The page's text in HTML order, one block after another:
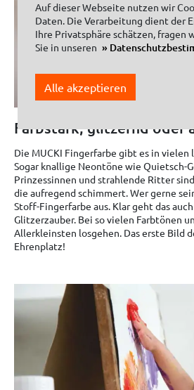
Farbstark, glitzernd oder
Die MUCKI Fingerfarbe gibt es in
Sogar knallige Neontöne wie Quietsch-
Prinzessinnen und strahlende Ritter
die aufregend schimmert. Wer gerne
Stoff-Fingerfarbe aus. Klar geht das
Glitzerzauber. Bei so vielen Farbtönen
Allerkleinsten losgehen. Das erste Bild
Ehrenplatz!
Auf dieser Webseite nutzen wir
Daten. Die Verarbeitung dient der
Ihre Privatsphäre schätzen, fragen
Sie in unseren
Alle akzeptieren